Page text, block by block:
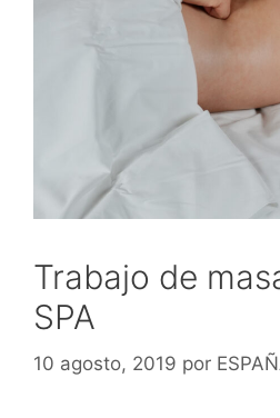
Trabajo de
SPA
10 agosto, 2019 por